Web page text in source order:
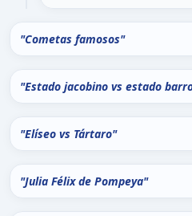
"Cometas famosos"
"Estado jacobino vs estado
"Elíseo vs Tártaro"
"Julia Félix de Pompeya"